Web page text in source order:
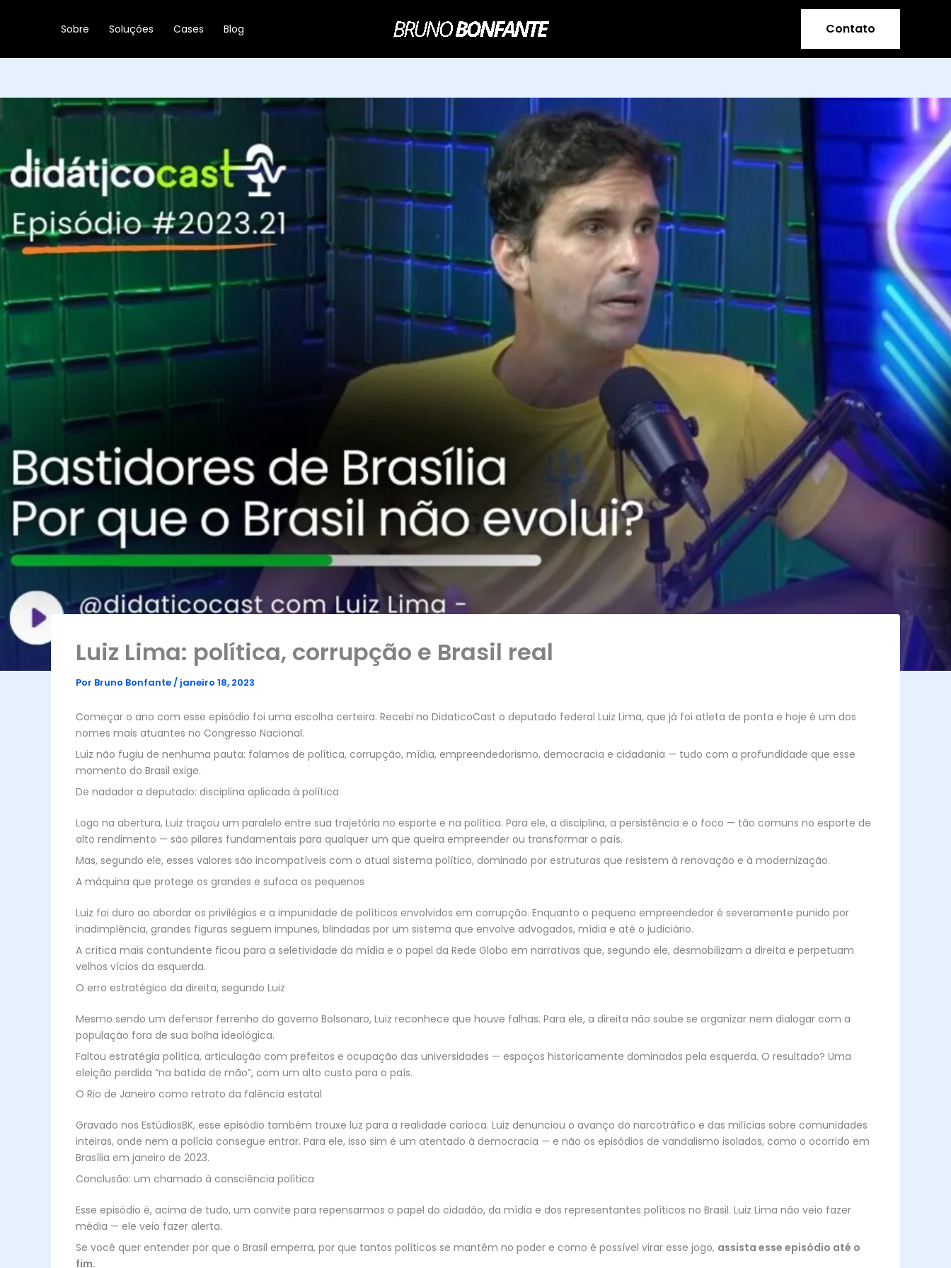
conteúdo
Sobre Soluções Cases Blog Contato
Luiz Lima: política, corrupção e Brasil real
Por Bruno Bonfante/ janeiro 18, 2023
Começar o ano com esse episódio foi uma escolha certeira. Recebi no DidaticoCast o deputado federal Luiz Lima, que já foi atleta de ponta e hoje é um dos
nomes mais atuantes no Congresso Nacional.
Luiz não fugiu de nenhuma pauta: falamos de política, corrupção, mídia, empreendedorismo, democracia e cidadania — tudo com a profundidade que esse
momento do Brasil exige.
De nadador a deputado: disciplina aplicada à política
Logo na abertura, Luiz traçou um paralelo entre sua trajetória no esporte e na política. Para ele, a disciplina, a persistência e o foco — tão comuns no esporte de
alto rendimento — são pilares fundamentais para qualquer um que queira empreender ou transformar o país.
Mas, segundo ele, esses valores são incompatíveis com o atual sistema político, dominado por estruturas que resistem à renovação e à modernização.
A máquina que protege os grandes e sufoca os pequenos
Luiz foi duro ao abordar os privilégios e a impunidade de políticos envolvidos em corrupção. Enquanto o pequeno empreendedor é severamente punido por
inadimplência, grandes figuras seguem impunes, blindadas por um sistema que envolve advogados, mídia e até o judiciário.
A crítica mais contundente ficou para a seletividade da mídia e o papel da Rede Globo em narrativas que, segundo ele, desmobilizam a direita e perpetuam
velhos vícios da esquerda.
O erro estratégico da direita, segundo Luiz
Mesmo sendo um defensor ferrenho do governo Bolsonaro, Luiz reconhece que houve falhas. Para ele, a direita não soube se organizar nem dialogar com a
população fora de sua bolha ideológica.
Faltou estratégia política, articulação com prefeitos e ocupação das universidades — espaços historicamente dominados pela esquerda. O resultado? Uma
eleição perdida “na batida de mão”, com um alto custo para o país.
O Rio de Janeiro como retrato da falência estatal
Gravado nos EstúdiosBK, esse episódio também trouxe luz para a realidade carioca. Luiz denunciou o avanço do narcotráfico e das milícias sobre comunidades
inteiras, onde nem a polícia consegue entrar. Para ele, isso sim é um atentado à democracia — e não os episódios de vandalismo isolados, como o ocorrido em
Brasília em janeiro de 2023.
Conclusão: um chamado à consciência política
Esse episódio é, acima de tudo, um convite para repensarmos o papel do cidadão, da mídia e dos representantes políticos no Brasil. Luiz Lima não veio fazer
média — ele veio fazer alerta.
Se você quer entender por que o Brasil emperra, por que tantos políticos se mantêm no poder e como é possível virar esse jogo, assista esse episódio até o
fim.